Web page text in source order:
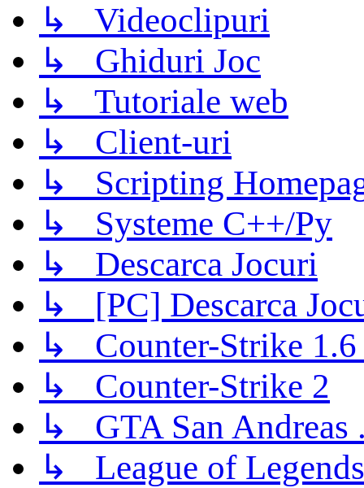
↳ Videoclipuri
↳ Ghiduri Joc
↳ Tutoriale web
↳ Client-uri
↳ Scripting
↳ Systeme C++/Py
↳ Descarca Jocuri
↳ [PC] Descarca
↳ Counter-Strike 1.6
↳ Counter-Strike 2
↳ GTA San Andreas
↳ League of Legends